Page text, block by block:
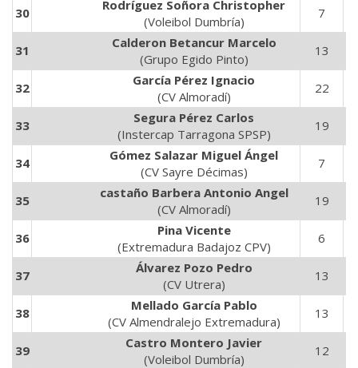
30
Rodríguez Soñora Christopher
(Voleibol Dumbría)
7
31
Calderon Betancur Marcelo
(Grupo Egido Pinto)
13
32
García Pérez Ignacio
(CV Almoradí)
22
33
Segura Pérez Carlos
(Instercap Tarragona SPSP)
19
34
Gómez Salazar Miguel Ángel
(CV Sayre Décimas)
7
35
castaño Barbera Antonio Angel
(CV Almoradí)
19
36
Pina Vicente
(Extremadura Badajoz CPV)
6
37
Álvarez Pozo Pedro
(CV Utrera)
13
38
Mellado García Pablo
(CV Almendralejo Extremadura)
13
39
Castro Montero Javier
(Voleibol Dumbría)
12